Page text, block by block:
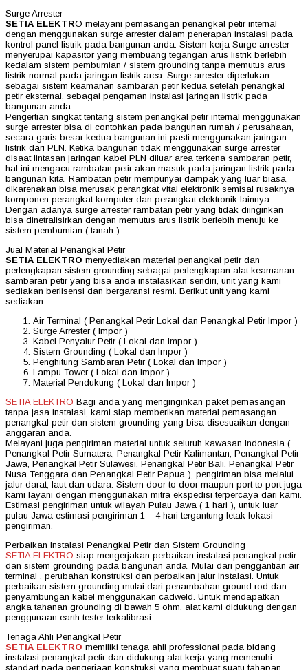
Surge Arrester
SETIA ELEKTRO melayani pemasangan penangkal petir internal
dengan menggunakan surge arrester dalam penerapan instalasi pada
kontrol panel listrik pada bangunan anda. Sistem kerja Surge arrester
menyerupai kapasitor yang membuang tegangan arus listrik berlebih
kedalam sistem pembumian / sistem grounding tanpa memutus arus
listrik normal pada jaringan listrik area. Surge arrester diperlukan
sebagai sistem keamanan sambaran petir kedua setelah penangkal
petir eksternal, sebagai pengaman instalasi jaringan listrik pada
bangunan anda.
Pengertian singkat tentang sistem penangkal petir internal menggunakan
surge arrester bisa di contohkan pada bangunan rumah / perusahaan,
secara garis besar kedua bangunan ini pasti menggunakan jaringan
listrik dari PLN. Ketika bangunan tidak menggunakan surge arrester
disaat lintasan jaringan kabel PLN diluar area terkena sambaran petir,
hal ini mengacu rambatan petir akan masuk pada jaringan listrik pada
bangunan kita. Rambatan petir mempunyai dampak yang luar biasa,
dikarenakan bisa merusak perangkat vital elektronik semisal rusaknya
komponen perangkat komputer dan perangkat elektronik lainnya.
Dengan adanya surge arrester rambatan petir yang tidak diinginkan
bisa dinetralisirkan dengan memutus arus listrik berlebih menuju ke
sistem pembumian ( tanah ).
Jual Material Penangkal Petir
SETIA ELEKTRO menyediakan material penangkal petir dan
perlengkapan sistem grounding sebagai perlengkapan alat keamanan
sambaran petir yang bisa anda instalasikan sendiri, unit yang kami
sediakan berlisensi dan bergaransi resmi. Berikut unit yang kami
sediakan :
Air Terminal ( Penangkal Petir Lokal dan Penangkal Petir Impor )
Surge Arrester ( Impor )
Kabel Penyalur Petir ( Lokal dan Impor )
Sistem Grounding ( Lokal dan Impor )
Penghitung Sambaran Petir ( Lokal dan Impor )
Lampu Tower ( Lokal dan Impor )
Material Pendukung ( Lokal dan Impor )
SETIA ELEKTRO Bagi anda yang menginginkan paket pemasangan
tanpa jasa instalasi, kami siap memberikan material pemasangan
penangkal petir dan sistem grounding yang bisa disesuaikan dengan
anggaran anda.
Melayani juga pengiriman material untuk seluruh kawasan Indonesia (
Penangkal Petir Sumatera, Penangkal Petir Kalimantan, Penangkal Petir
Jawa, Penangkal Petir Sulawesi, Penangkal Petir Bali, Penangkal Petir
Nusa Tenggara dan Penangkal Petir Papua ), pengiriman bisa melalui
jalur darat, laut dan udara. Sistem door to door maupun port to port juga
kami layani dengan menggunakan mitra ekspedisi terpercaya dari kami.
Estimasi pengiriman untuk wilayah Pulau Jawa ( 1 hari ), untuk luar
pulau Jawa estimasi pengiriman 1 – 4 hari tergantung letak lokasi
pengiriman.
Perbaikan Instalasi Penangkal Petir dan Sistem Grounding
SETIA ELEKTRO siap mengerjakan perbaikan instalasi penangkal petir
dan sistem grounding pada bangunan anda. Mulai dari penggantian air
terminal , perubahan konstruksi dan perbaikan jalur instalasi. Untuk
perbaikan sistem grounding mulai dari penambahan ground rod dan
penyambungan kabel menggunakan cadweld. Untuk mendapatkan
angka tahanan grounding di bawah 5 ohm, alat kami didukung dengan
penggunaan earth tester terkalibrasi.
Tenaga Ahli Penangkal Petir
SETIA ELEKTRO memiliki tenaga ahli professional pada bidang
instalasi penangkal petir dan didukung alat kerja yang memenuhi
standart pada pengerjaan konstruksi yang membuat suatu tahapan